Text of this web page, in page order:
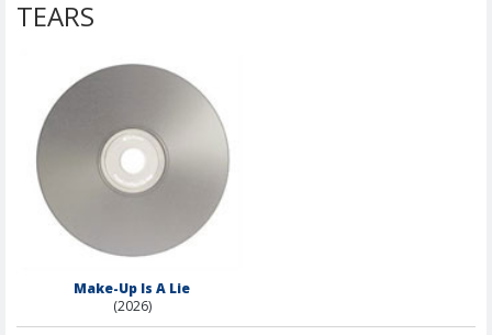
TEARS
Make-Up Is A Lie
(2026)